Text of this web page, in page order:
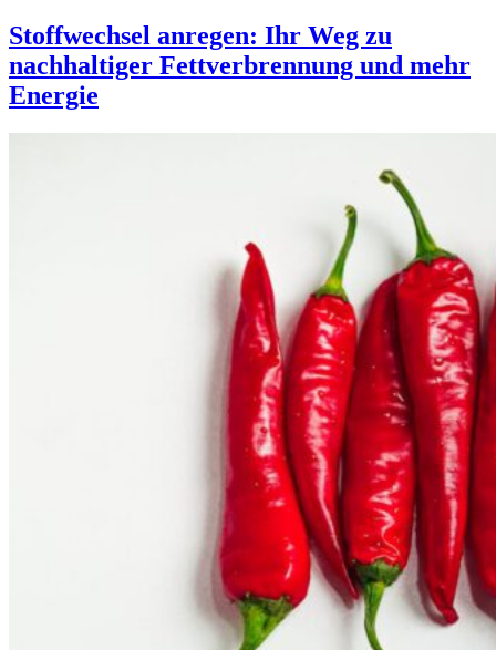
Stoffwechsel anregen: Ihr Weg zu
nachhaltiger Fettverbrennung und mehr
Energie